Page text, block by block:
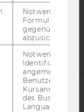
Notwendig, um
gegenüber
abzusichern.
Notwendig zur
Identifizierung
angemeldeten
Benutzers im
des Business
Language